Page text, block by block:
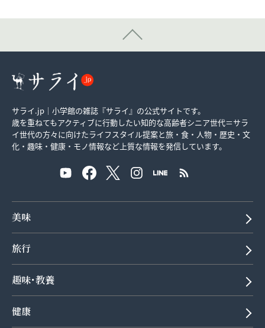
サライ.jp｜小学館の雑誌『サライ』の公式サイトです。
歳を重ねてもアクティブに行動したい知的な高齢者シニア世代＝サラ
イ世代の方々に向けたライフスタイル提案と旅・食・人物・歴史・文
化・趣味・健康・モノ情報など上質な情報を発信しています。
美味
旅行
趣味･教養
健康